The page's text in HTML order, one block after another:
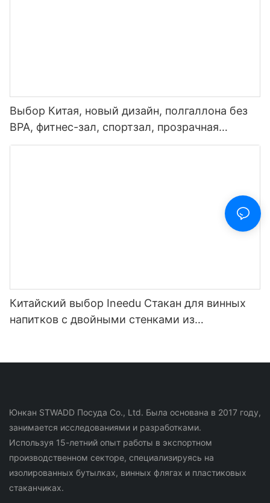
Выбор Китая, новый дизайн, полгаллона без
BPA, фитнес-зал, спортзал, прозрачная
пластиковая мотивационная бутылка для
Китайский выбор Ineedu Стакан для винных
напитков с двойными стенками из
Юнкан STWADD Посуда Co., Ltd. Была основана в 2017 году,
занимается исследованиями и разработками.
Используя 15-летний опыт работы в экспортном
производственном секторе, специализируясь на
изолированных бутылках, винных флягах и пластиковых
стаканчиках.